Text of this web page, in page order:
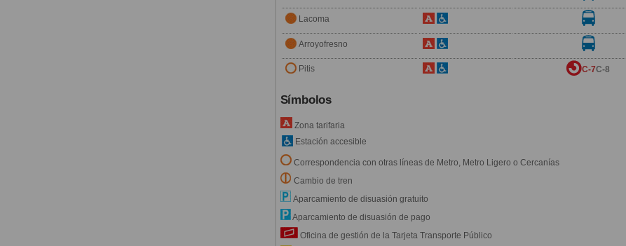
Lacoma
Arroyofresno
Pitis C-7C-8
Símbolos
Zona tarifaria
Estación accesible
Correspondencia con otras líneas de Metro, Metro Ligero o Cercanías
Cambio de tren
Aparcamiento de disuasión gratuito
Aparcamiento de disuasión de pago
Oficina de gestión de la Tarjeta Transporte Público